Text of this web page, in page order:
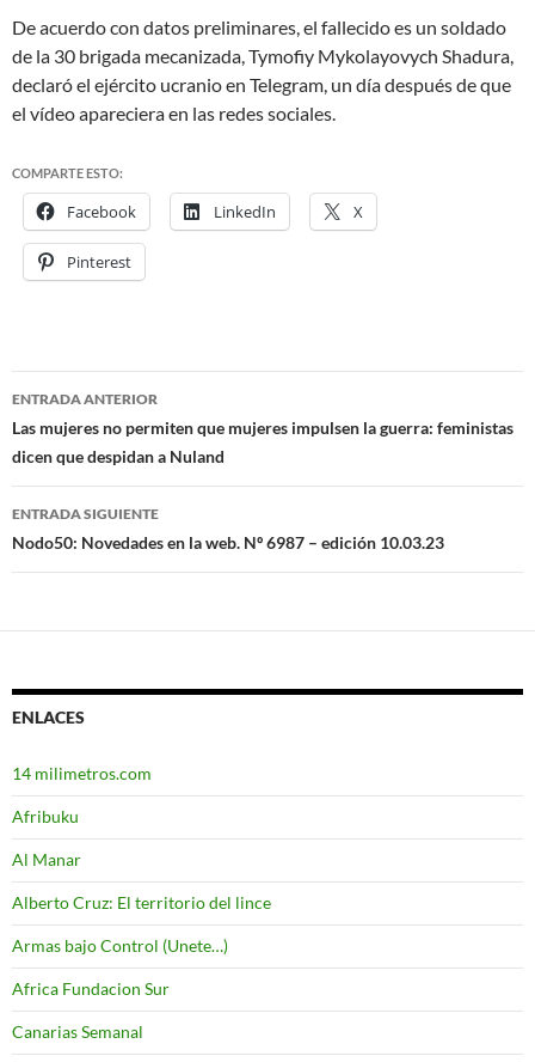
De acuerdo con datos preliminares, el fallecido es un soldado
de la 30 brigada mecanizada, Tymofiy Mykolayovych Shadura,
declaró el ejército ucranio en Telegram, un día después de que
el vídeo apareciera en las redes sociales.
COMPARTE ESTO:
Facebook LinkedIn X
Pinterest
Navegación
de
entradas
ENTRADA ANTERIOR
Las mujeres no permiten que mujeres impulsen la guerra: feministas
dicen que despidan a Nuland
ENTRADA SIGUIENTE
Nodo50: Novedades en la web. Nº 6987 – edición 10.03.23
ENLACES
14 milimetros.com
Afribuku
Al Manar
Alberto Cruz: El territorio del lince
Armas bajo Control (Unete…)
Africa Fundacion Sur
Canarias Semanal